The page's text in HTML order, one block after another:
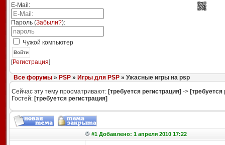
E-Mail:
Пароль (Забыли?):
Чужой компьютер
Войти
[Регистрация]
Все форумы» PSP» Игры для PSP» Ужасные игры на psp
Сейчас эту тему просматривают: [требуется регистрация] -> [требуется
Гостей: [требуется регистрация]
#1 Добавлено: 1 апреля 2010 17:22